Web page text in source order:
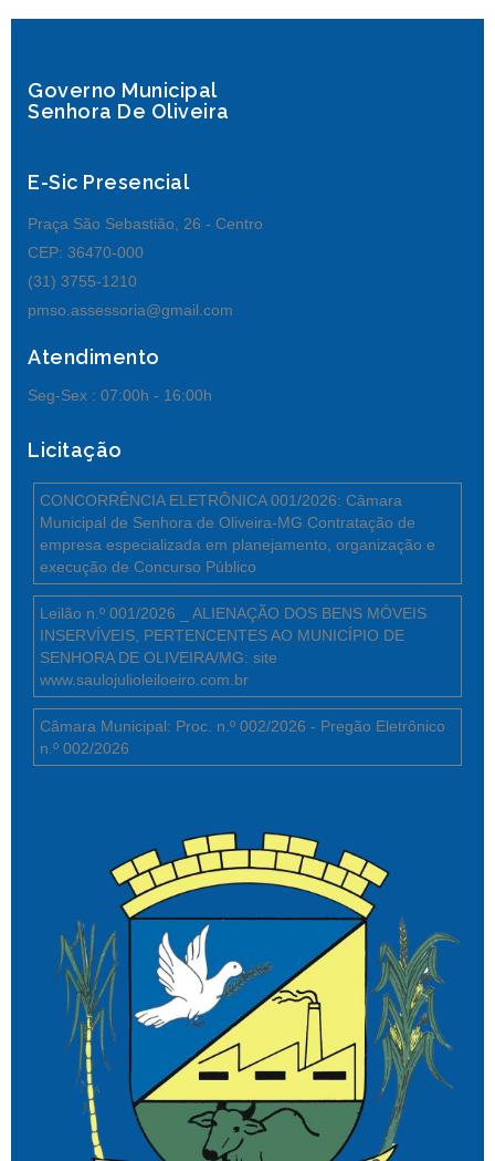
Governo Municipal
Senhora De Oliveira
E-Sic Presencial
Praça São Sebastião, 26 - Centro
CEP: 36470-000
(31) 3755-1210
pmso.assessoria@gmail.com
Atendimento
Seg-Sex : 07:00h - 16:00h
Licitação
CONCORRÊNCIA ELETRÔNICA 001/2026: Câmara
Municipal de Senhora de Oliveira-MG Contratação de
empresa especializada em planejamento, organização e
execução de Concurso Público
Leilão n.º 001/2026 _ ALIENAÇÃO DOS BENS MÓVEIS
INSERVÍVEIS, PERTENCENTES AO MUNICÍPIO DE
SENHORA DE OLIVEIRA/MG: site
www.saulojulioleiloeiro.com.br
Câmara Municipal: Proc. n.º 002/2026 - Pregão Eletrônico
n.º 002/2026